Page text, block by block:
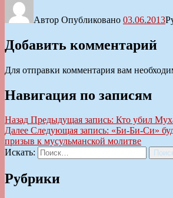
Автор Опубликовано 03.06.2013
Добавить комментарий
Для отправки комментария вам
Навигация по записям
Назад Предыдущая запись: Кто убил
Далее Следующая запись: «Би-Би-Си»
призыв к мусульманской молитве
Искать:
Рубрики